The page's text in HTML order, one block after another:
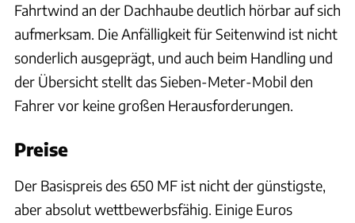
Fahrtwind an der Dachhaube deutlich hörbar auf sich
aufmerksam. Die Anfälligkeit für Seitenwind ist nicht
sonderlich ausgeprägt, und auch beim Handling und
der Übersicht stellt das Sieben-Meter-Mobil den
Fahrer vor keine großen Herausforderungen.
Preise
Der Basispreis des 650 MF ist nicht der günstigste,
aber absolut wettbewerbsfähig. Einige Euros